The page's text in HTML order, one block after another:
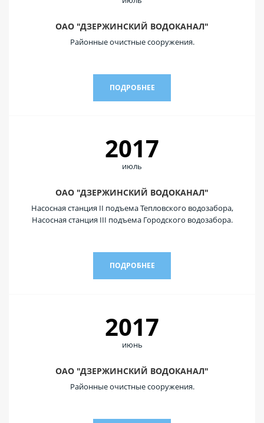
ОАО "ДЗЕРЖИНСКИЙ ВОДОКАНАЛ"
Районные очистные сооружения.
ПОДРОБНЕЕ
2017
июль
ОАО "ДЗЕРЖИНСКИЙ ВОДОКАНАЛ"
Насосная станция II подъема Тепловского водозабора,
Насосная станция III подъема Городского водозабора.
ПОДРОБНЕЕ
2017
июнь
ОАО "ДЗЕРЖИНСКИЙ ВОДОКАНАЛ"
Районные очистные сооружения.